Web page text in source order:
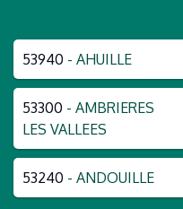
53940 - AHUILLE
53300 - AMBRIERES
LES VALLEES
53240 - ANDOUILLE